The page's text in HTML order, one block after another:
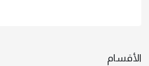
الأقسام